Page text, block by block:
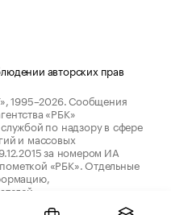
авторских прав
1995–2026.Сообщения
«РБК»
по надзору в сфере
и массовых
за номером ИА
«РБК». Отдельные